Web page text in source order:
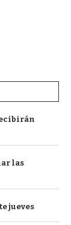
las
jueves